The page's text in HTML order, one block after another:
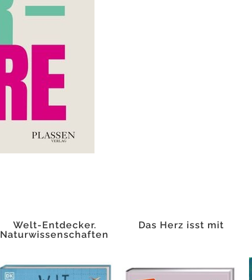
Welt-Entdecker.
Naturwissenschaften
Das Herz isst mit